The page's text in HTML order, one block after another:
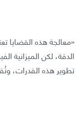
«معالجة هذه القضايا
الدقة، لكن الميزانية
تطوير هذه القدرات،